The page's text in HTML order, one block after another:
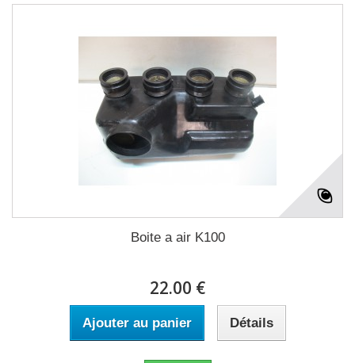
Boite a air K100
22.00 €
Ajouter au panier Détails